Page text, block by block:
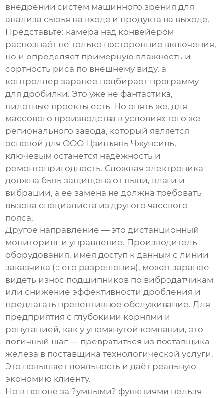
внедрении систем машинного зрения для
анализа сырья на входе и продукта на выходе.
Представьте: камера над конвейером
распознаёт не только посторонние включения,
но и определяет примерную влажность и
сортность риса по внешнему виду, а
контроллер заранее подбирает программу
для дробилки. Это уже не фантастика,
пилотные проекты есть. Но опять же, для
массового производства в условиях того же
регионального завода, который является
основой для ООО Цзинъянь Чжунсинь,
ключевым останется надёжность и
ремонтопригодность. Сложная электроника
должна быть защищена от пыли, влаги и
вибрации, а её замена не должна требовать
вызова специалиста из другого часового
пояса.
Другое направление — это дистанционный
мониторинг и управление. Производитель
оборудования, имея доступ к данным с линии
заказчика (с его разрешения), может заранее
видеть износ подшипников по вибродатчикам
или снижение эффективности дробления и
предлагать превентивное обслуживание. Для
предприятия с глубокими корнями и
репутацией, как у упомянутой компании, это
логичный шаг — превратиться из поставщика
железа в поставщика технологической услуги.
Это повышает лояльность и даёт реальную
экономию клиенту.
Но в погоне за ?умными? функциями нельзя